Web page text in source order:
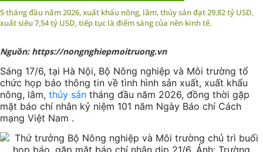
5 tháng đầu năm 2026, xuất khẩu nông, lâm, thủy sản đạt 29,82 tỷ USD,
xuất siêu 7,54 tỷ USD, tiếp tục là điểm sáng của nền kinh tế.
Nguồn: https://nongnghiepmoitruong.vn
Sáng 17/6, tại Hà Nội, Bộ Nông nghiệp và Môi trường tổ
chức họp báo thông tin về tình hình sản xuất, xuất khẩu
nông, lâm, thủy sản tháng đầu năm 2026, đồng thời gặp
mặt báo chí nhân kỷ niệm 101 năm Ngày Báo chí Cách
mạng Việt Nam .